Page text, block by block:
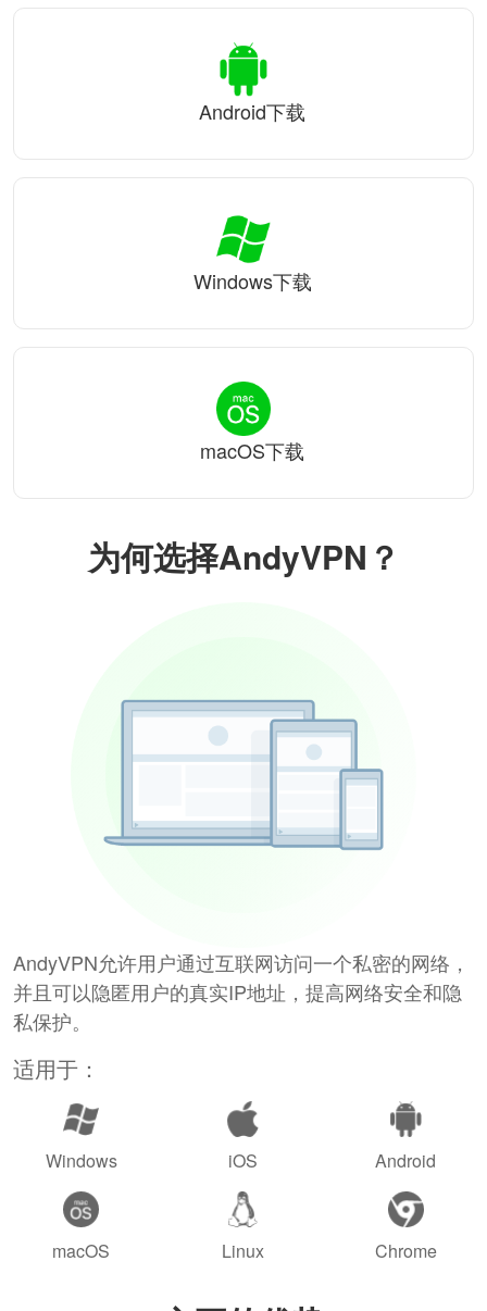
为何选择AndyVPN？
AndyVPN允许用户通过互联网访问一个私密的网络，
并且可以隐匿用户的真实IP地址，提高网络安全和隐
私保护。
适用于：
Windows iOS Android
macOS Linux Chrome
Android下载
Windows下载
macOS下载